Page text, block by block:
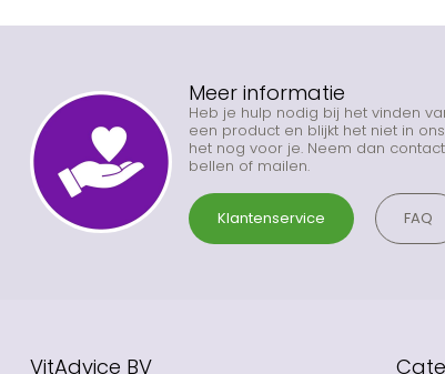
Meer informatie
Heb je hulp nodig bij het vinden
een product en blijkt het niet in
het nog voor je. Neem dan
bellen of mailen.
Klantenservice FAQ
VitAdvice BV